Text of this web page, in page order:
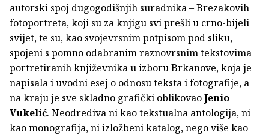
autorski spoj dugogodišnjih suradnika – Brezakovih
fotoportreta, koji su za knjigu svi prešli u crno-bijeli
svijet, te su, kao svojevrsnim potpisom pod sliku,
spojeni s pomno odabranim raznovrsnim tekstovima
portretiranih književnika u izboru Brkanove, koja je
napisala i uvodni esej o odnosu teksta i fotografije, a
na kraju je sve skladno grafički oblikovaoJenio
Vukelić. Neodrediva ni kao tekstualna antologija, ni
kao monografija, ni izložbeni katalog, nego više kao